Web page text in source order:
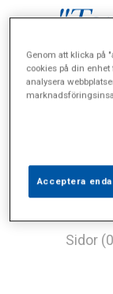
Sidor
Genom att klicka på
cookies på din
analysera
Acceptera